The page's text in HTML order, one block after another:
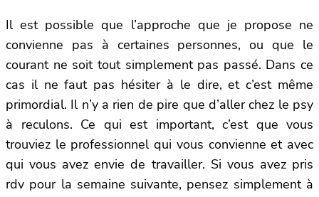
Il est possible que l’approche que je propose ne
convienne pas à certaines personnes, ou que le
courant ne soit tout simplement pas passé. Dans ce
cas il ne faut pas hésiter à le dire, et c’est même
primordial. Il n’y a rien de pire que d’aller chez le psy
à reculons. Ce qui est important, c’est que vous
trouviez le professionnel qui vous convienne et avec
qui vous avez envie de travailler. Si vous avez pris
rdv pour la semaine suivante, pensez simplement à